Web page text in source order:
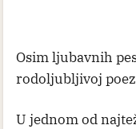
Osim ljubavnih
rodoljubljivoj
U jednom od